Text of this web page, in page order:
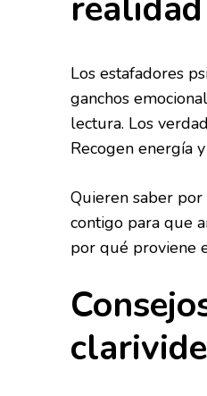
realidad
Los estafadores
ganchos
lectura. Los
Recogen energía
Quieren saber por
contigo para que
por qué proviene